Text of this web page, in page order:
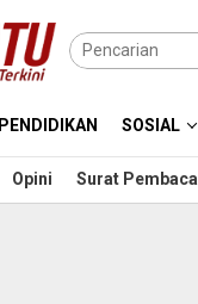
PENDIDIKAN SOSIAL
Opini Surat Pembaca